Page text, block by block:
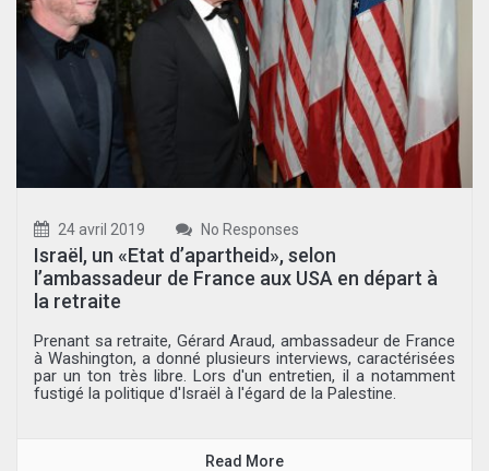
24 avril 2019 No Responses
Israël, un «Etat d’apartheid», selon
l’ambassadeur de France aux USA en départ à
la retraite
Prenant sa retraite, Gérard Araud, ambassadeur de France
à Washington, a donné plusieurs interviews, caractérisées
par un ton très libre. Lors d'un entretien, il a notamment
fustigé la politique d'Israël à l'égard de la Palestine.
Read More